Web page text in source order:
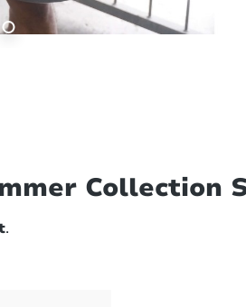
Collection
.